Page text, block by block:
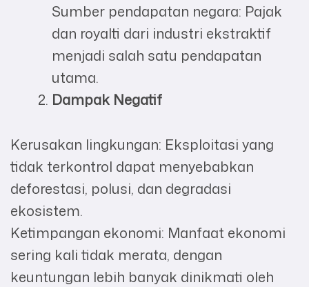
Sumber pendapatan negara: Pajak
dan royalti dari industri ekstraktif
menjadi salah satu pendapatan
utama.
Dampak Negatif
Kerusakan lingkungan: Eksploitasi yang
tidak terkontrol dapat menyebabkan
deforestasi, polusi, dan degradasi
ekosistem.
Ketimpangan ekonomi: Manfaat ekonomi
sering kali tidak merata, dengan
keuntungan lebih banyak dinikmati oleh